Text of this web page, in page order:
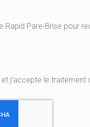
et j’accepte le traitement